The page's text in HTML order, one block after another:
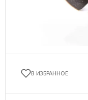
В ИЗБРАННОЕ